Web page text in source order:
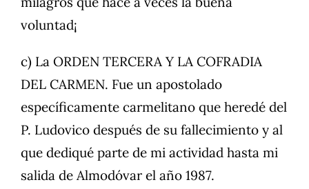
voluntad¡
c) La ORDEN TERCERA Y LA COFRADIA
DEL CARMEN. Fue un apostolado
específicamente carmelitano que heredé del
P. Ludovico después de su fallecimiento y al
que dediqué parte de mi actividad hasta mi
salida de Almodóvar el año 1987.